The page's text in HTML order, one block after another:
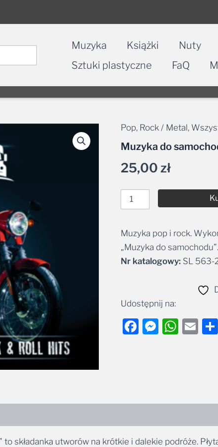
Muzyka Książki Nuty
Sztuki plastyczne
FaQ
Pop, Rock / Metal,
Muzyka do
25,00zł
ilość
do
-
&
Roll
Alternative:
Muzyka pop i rock.
„Muzyka do
Nr katalogowy:SL 563-
Udostępnij na:
Facebook
składanka utworów na krótkie i dalekie podróże.